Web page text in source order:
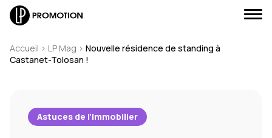
Accueil > LP Mag > Nouvelle résidence de standing à
Castanet-Tolosan !
Astuces de l’immobilierJ'envoie un message